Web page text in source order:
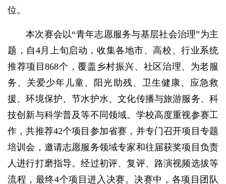
位。
本次赛会以“青年志愿服务与基层社会治理”为主
题，自4月上旬启动，收集各地市、高校、行业系统
推荐项目868个，覆盖乡村振兴、社区治理、为老服
务、关爱少年儿童、阳光助残、卫生健康、应急救
援、环境保护、节水护水、文化传播与旅游服务、科
技创新与科学普及等不同领域。学校高度重视参赛工
作，共推荐42个项目参加省赛，并专门召开项目专题
培训会，邀请志愿服务领域专家和往届获奖项目负责
人进行打磨指导。经过初评、复评、路演视频选拔等
流程，最终4个项目进入决赛。决赛中，各项目团队